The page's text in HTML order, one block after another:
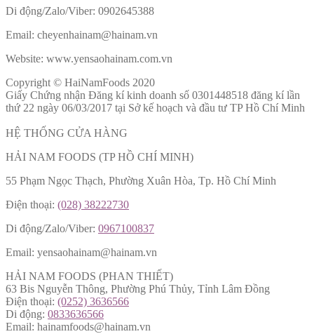
Di động/Zalo/Viber: 0902645388
Email: cheyenhainam@hainam.vn
Website: www.yensaohainam.com.vn
Copyright © HaiNamFoods 2020
Giấy Chứng nhận Đăng kí kinh doanh số 0301448518 đăng kí lần
thứ 22 ngày 06/03/2017 tại Sở kế hoạch và đầu tư TP Hồ Chí Minh
HỆ THỐNG CỬA HÀNG
HẢI NAM FOODS (TP HỒ CHÍ MINH)
55 Phạm Ngọc Thạch, Phường Xuân Hòa, Tp. Hồ Chí Minh
Điện thoại: (028) 38222730
Di động/Zalo/Viber: 0967100837
Email: yensaohainam@hainam.vn
HẢI NAM FOODS (PHAN THIẾT)
63 Bis Nguyễn Thông, Phường Phú Thủy, Tỉnh Lâm Đồng
Điện thoại: (0252) 3636566
Di động: 0833636566
Email: hainamfoods@hainam.vn